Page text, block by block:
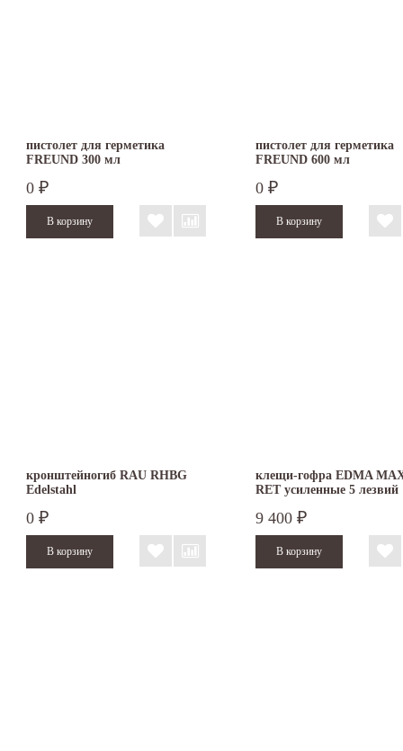
пистолет для герметика
FREUND 300 мл
0 ₽
пистолет для герметика
FREUND 600 мл
0 ₽
кронштейногиб RAU RHBG
Edelstahl
0 ₽
клещи-гофра EDMA
RET усиленные 5 лезвий
9 400 ₽